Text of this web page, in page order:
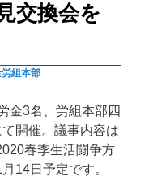
交換会を
組本部
金3名、労組本部四
開催。議事内容は
春季生活闘争方
14日予定です。